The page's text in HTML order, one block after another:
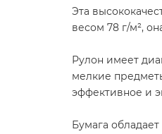
Эта
весом 78 г/м²,
Рулон имеет
мелкие
эффективное и
Бумага